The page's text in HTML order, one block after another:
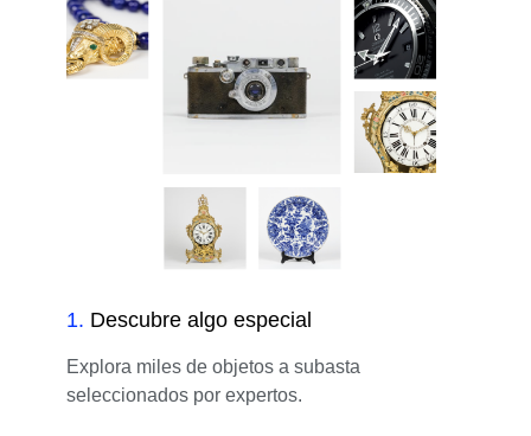
1. Descubre algo especial
Explora miles de objetos a subasta
seleccionados por expertos.